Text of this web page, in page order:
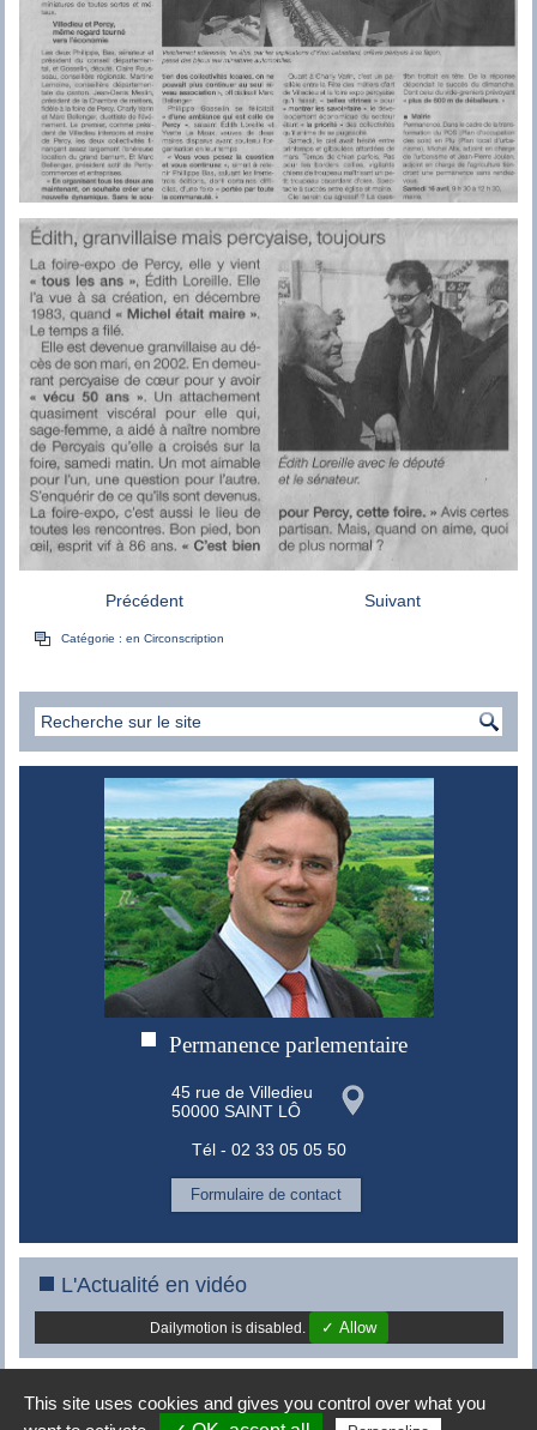
Précédent Suivant
Catégorie :en Circonscription
Permanence parlementaire
45 rue de Villedieu
50000 SAINT LÔ
Tél - 02 33 05 05 50
Formulaire de contact
L'Actualité en vidéo
Dailymotion is disabled. ✓ Allow
Copyright © 2008-2015 - MES conseils|Mentions légales
This site uses cookies and gives you control over what you